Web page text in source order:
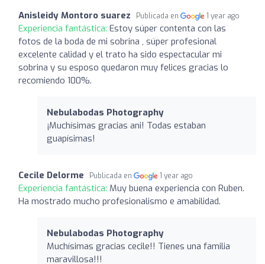
Anisleidy Montoro suarez Publicada en 1 year ago
Experiencia fantástica: Estoy súper contenta con las
fotos de la boda de mi sobrina , súper profesional
excelente calidad y el trato ha sido espectacular mi
sobrina y su esposo quedaron muy felices gracias lo
recomiendo 100%.
Nebulabodas Photography
¡Muchísimas gracias ani! Todas estaban
guapísimas!
Cecile Delorme Publicada en 1 year ago
Experiencia fantástica: Muy buena experiencia con Ruben.
Ha mostrado mucho profesionalismo e amabilidad.
Nebulabodas Photography
Muchísimas gracias cecile!! Tienes una familia
maravillosa!!!